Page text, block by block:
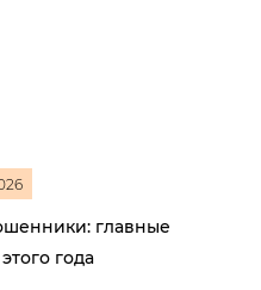
главные
года